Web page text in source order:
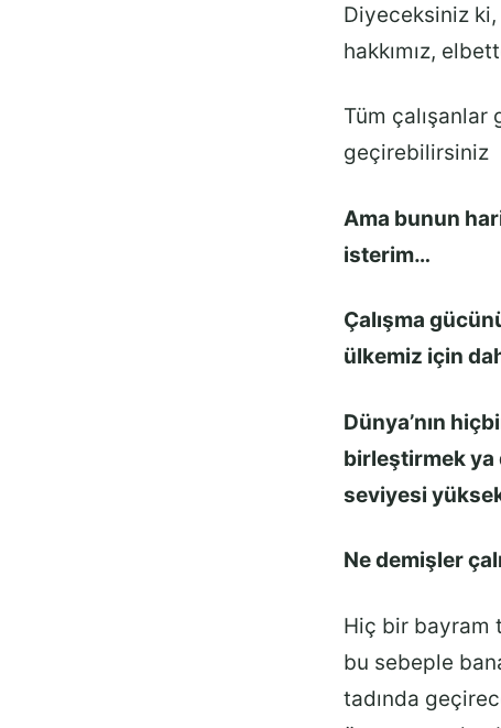
Diyeceksiniz
hakkımız,
Tüm
geçirebilirsiniz
Ama bunun
isterim…
Çalışma
ülkemiz için
Dünya’nın
birleştirmek ya
seviyesi
Ne demişler
Hiç bir bayram
bu sebeple
tadında